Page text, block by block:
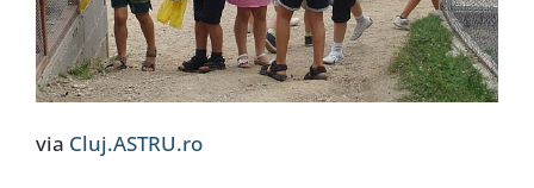
via Cluj.ASTRU.ro